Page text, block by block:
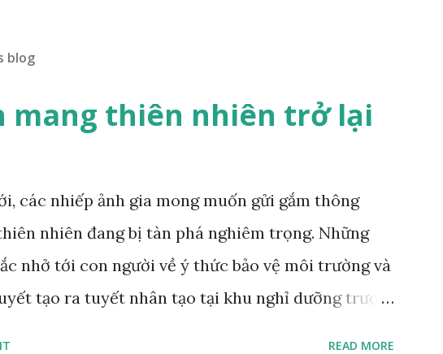
blog
mang thiên nhiên trở lại
các nhiếp ảnh gia mong muốn gửi gắm thông
nhiên đang bị tàn phá nghiêm trọng. Những
nhở tới con người về ý thức bảo vệ môi trường và
tạo ra tuyết nhân tạo tại khu nghỉ dưỡng trượt
READ MORE